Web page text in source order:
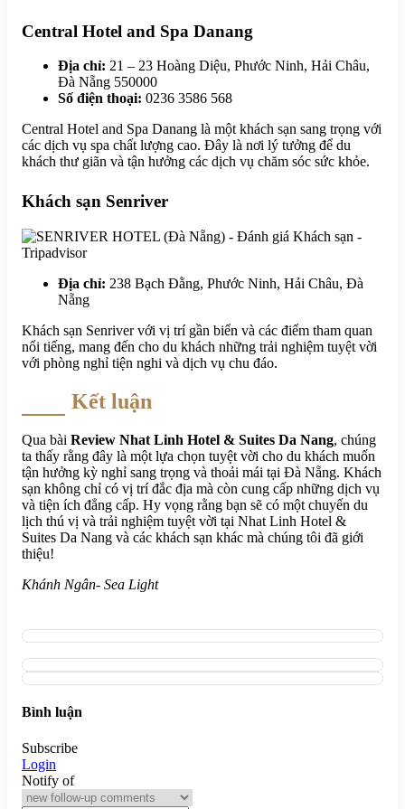
Central Hotel and Spa Danang
Địa chỉ: 21 – 23 Hoàng Diệu, Phước Ninh, Hải Châu,
Đà Nẵng 550000
Số điện thoại: 0236 3586 568
Central Hotel and Spa Danang là một khách sạn sang trọng với
các dịch vụ spa chất lượng cao. Đây là nơi lý tưởng để du
khách thư giãn và tận hưởng các dịch vụ chăm sóc sức khỏe.
Khách sạn Senriver
Địa chỉ: 238 Bạch Đằng, Phước Ninh, Hải Châu, Đà
Nẵng
Khách sạn Senriver với vị trí gần biển và các điểm tham quan
nổi tiếng, mang đến cho du khách những trải nghiệm tuyệt vời
với phòng nghỉ tiện nghi và dịch vụ chu đáo.
Kết luận
Qua bài Review Nhat Linh Hotel & Suites Da Nang, chúng
ta thấy rằng đây là một lựa chọn tuyệt vời cho du khách muốn
tận hưởng kỳ nghỉ sang trọng và thoải mái tại Đà Nẵng. Khách
sạn không chỉ có vị trí đắc địa mà còn cung cấp những dịch vụ
và tiện ích đẳng cấp. Hy vọng rằng bạn sẽ có một chuyến du
lịch thú vị và trải nghiệm tuyệt vời tại Nhat Linh Hotel &
Suites Da Nang và các khách sạn khác mà chúng tôi đã giới
thiệu!
Khánh Ngân- Sea Light
Bình luận
Subscribe
Login
Notify of